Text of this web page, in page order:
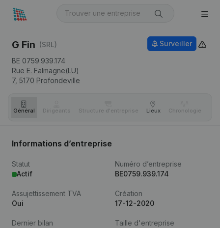
G Fin (SRL)
BE 0759.939.174
Rue E. Falmagne(LU)
7, 5170 Profondeville
Surveiller
Général Dirigeants Structure d'entreprise Lieux Chronologie
Informations d’entreprise
Statut
Actif
Numéro d’entreprise
BE0759.939.174
Assujettissement TVA
Oui
Création
17-12-2020
Dernier bilan
Taille d'entreprise